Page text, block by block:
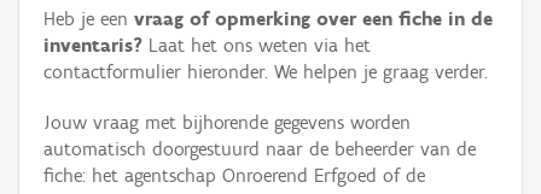
Erfgoedobject
Aanduidingsobject
Waarneming
Thema
Heb je een vraag of opmerking over een fiche in de
inventaris? Laat het ons weten via het
contactformulier hieronder. We helpen je graag verder.
Jouw vraag met bijhorende gegevens worden
automatisch doorgestuurd naar de beheerder van de
fiche: het agentschap Onroerend Erfgoed of de